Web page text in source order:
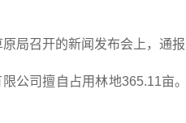
局召开的新闻发布会上，通
公司擅自占用林地365.11